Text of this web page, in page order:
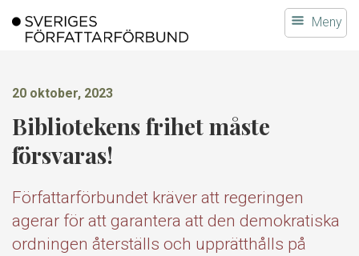
till
Meny
20 oktober, 2023
Bibliotekens frihet måste
försvaras!
Författarförbundet kräver att regeringen
agerar för att garantera att den demokratiska
ordningen återställs och upprätthålls på